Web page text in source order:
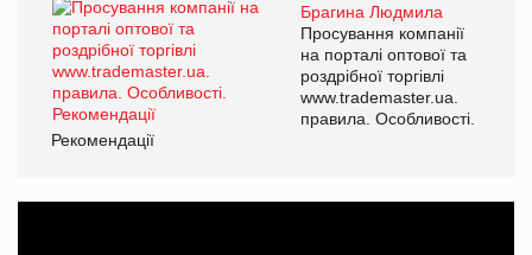
Брагина Людмила
Просування компанії
на порталі оптової та
роздрібної торгівлі
www.trademaster.ua.
правила. Особливості.
Рекомендації